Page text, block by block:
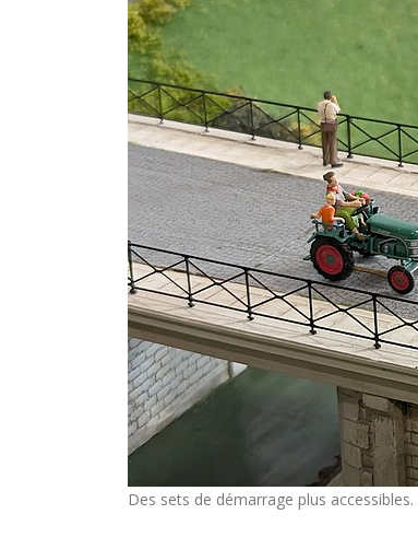
Des sets de démarrage plus accessibles.